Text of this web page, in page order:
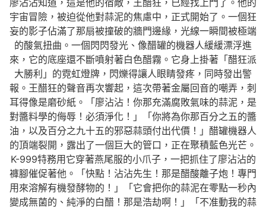
廖沾沾知道，這是他的宿敵，王醋狂，已經找上門了。他的
宇宙冒險，被迫從他對蒜泥的焦慮中，正式開始了。一個狂
妄的影子佔滿了那扇被撞破的牆門邊緣，光線一瞬間被極端
的酸氣扭曲。一個閃閃發光、像醋罐的機器人緩緩漂浮進
來，它的底座還不斷噴射著白色醋霧。它身上掛著「醋狂派
大勝利」的霓虹燈牌，閃爍得讓人眼睛發疼，同時發出警
報。王醋狂的聲音再次響起，這次帶著金屬回音的嘲弄，刺
耳得像是磨砂紙。「廖沾沾！你那充滿腐敗氣味的蒜泥，是
對醬料學的侮辱！必須淨化！」「你將為你那百分之五的醬
油，以及百分之九十五的邪惡蒜頭付出代價！」醋罐機器人
的頂端裂開，露出了一個巨大的管口，正在聚積藍色光芒。
K-999特務用它穿著燕尾服的小爪子，一把抓住了廖沾沾的
褲腳催促著他。「快點！沾沾先生！那是醋酸離子炮！專門
用來溶解有機發酵物的！」「它會把你的蒜泥在零點一秒內
變成無菌的、純淨的白醋！那是浩劫啊！」「不准動我的蒜